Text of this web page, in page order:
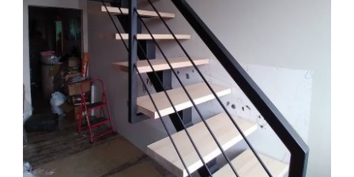
Комментарий к заказу